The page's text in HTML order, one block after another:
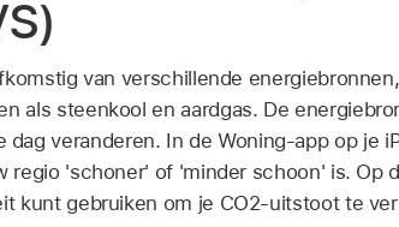
van verschillende
als steenkool en aardgas. De
veranderen. In de Woning-app op je
regio 'schoner' of 'minder schoon' is. Op
kunt gebruiken om je CO2-uitstoot te